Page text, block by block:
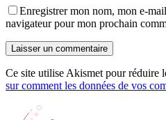
Enregistrer mon nom, mon e-
navigateur pour mon prochain
Ce site utilise Akismet pour réduire
sur comment les données de vos